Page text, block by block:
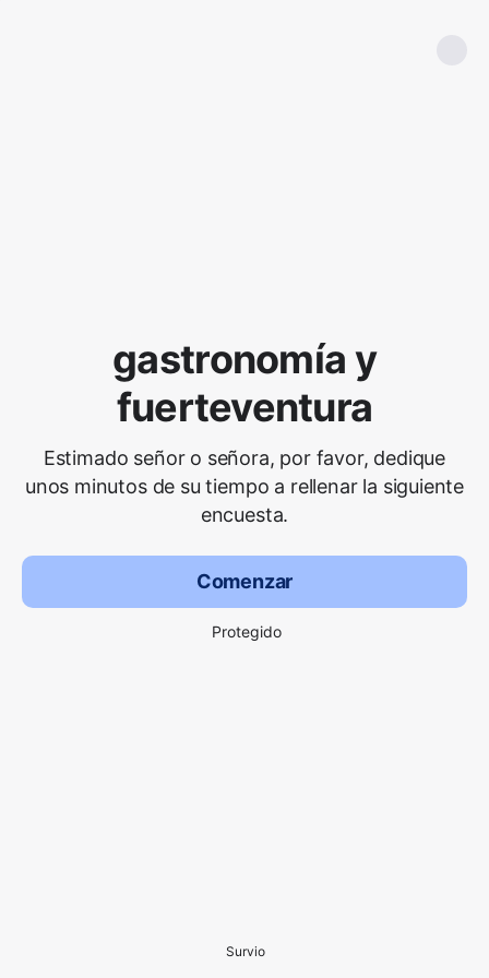
gastronomía y
fuerteventura
Estimado señor o señora, por favor, dedique
unos minutos de su tiempo a rellenar la siguiente
encuesta.
Comenzar
Protegido
Survio